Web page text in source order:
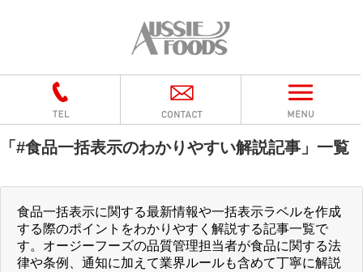
「 #食品一括表示のわかりやすい解説記事 」 一覧
食品一括表示に関する最新情報や一括表示ラベルを作成
する際のポイントをわかりやすく解説する記事一覧で
す。オージーフーズの品質管理担当者が食品に関する法
律や条例、通知に加えて業界ルールも含めて丁寧に解説